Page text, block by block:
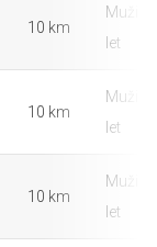
10 km
Muži
let
10 km
Muži
let
10 km
Muži
let